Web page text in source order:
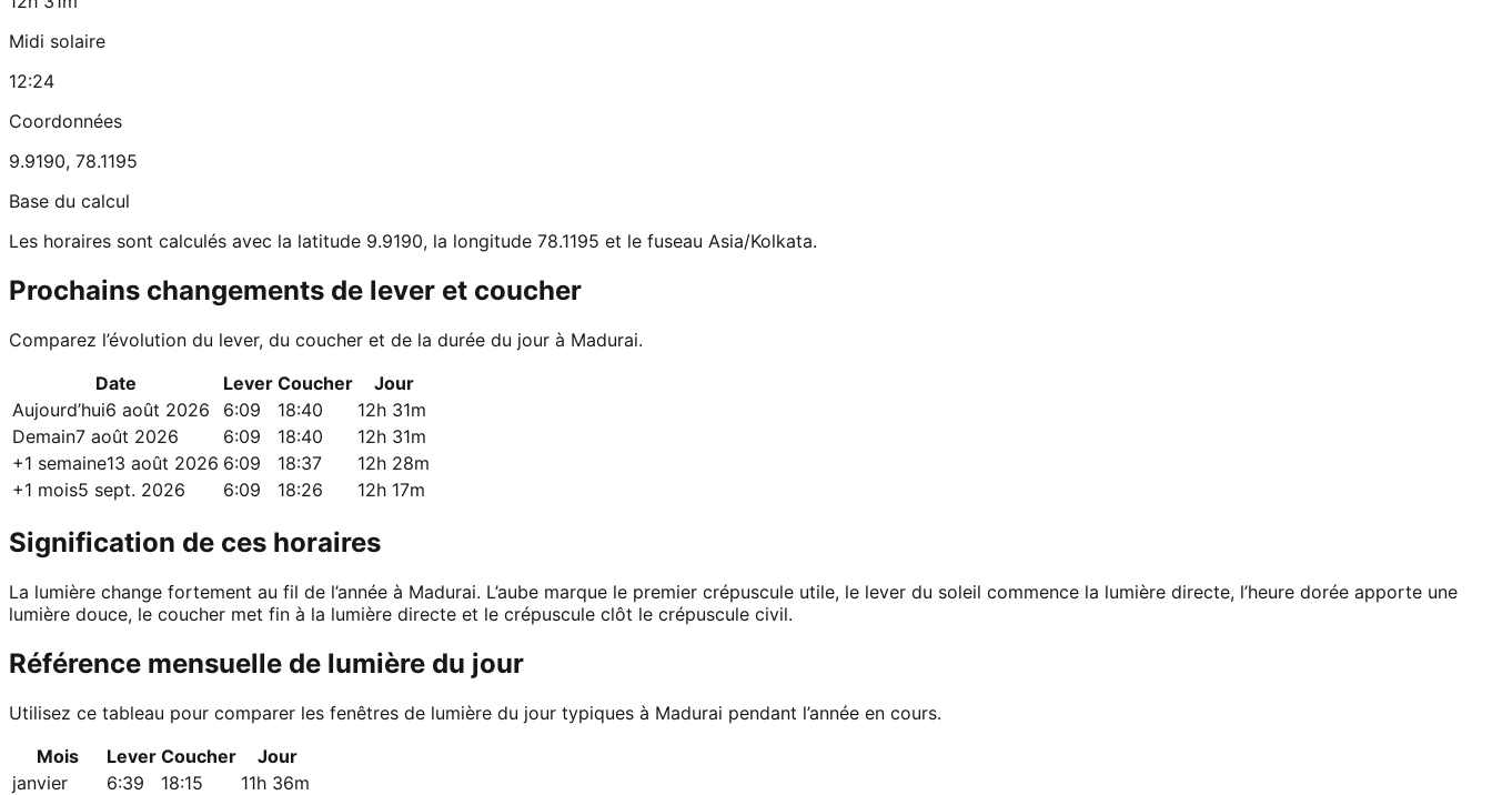
Midi solaire
12:24
Coordonnées
9.9190, 78.1195
Base du calcul
Les horaires sont calculés avec la latitude 9.9190, la longitude 78.1195 et le fuseau Asia/Kolkata.
Prochains changements de lever et coucher
Comparez l’évolution du lever, du coucher et de la durée du jour à Madurai.
Date
Lever Coucher
Jour
Aujourd’hui6 août 2026 6:09 18:40
12h 31m
Demain7 août 2026 6:09 18:40
12h 31m
+1 semaine13 août 2026 6:09 18:37
12h 28m
+1 mois5 sept. 2026 6:09 18:26 12h 17m
Signification de ces horaires
La lumière change fortement au fil de l’année à Madurai. L’aube marque le premier crépuscule utile, le lever du soleil commence la lumière directe, l’heure dorée apporte une
lumière douce, le coucher met fin à la lumière directe et le crépuscule clôt le crépuscule civil.
Référence mensuelle de lumière du jour
Utilisez ce tableau pour comparer les fenêtres de lumière du jour typiques à Madurai pendant l’année en cours.
Mois
Lever Coucher
Jour
janvier
6:39 18:15
11h 36m